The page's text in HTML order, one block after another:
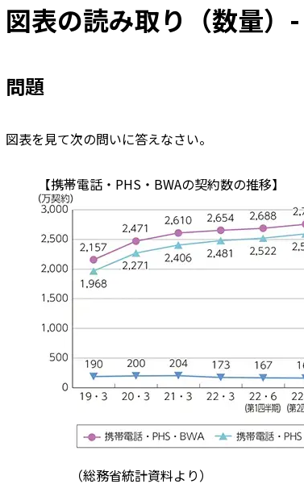
図表の読み取り（数量）
問題
図表を見て次の問いに答えなさい。
【携帯電話・PHS・BWAの契約数の推移】
（総務省統計資料より）